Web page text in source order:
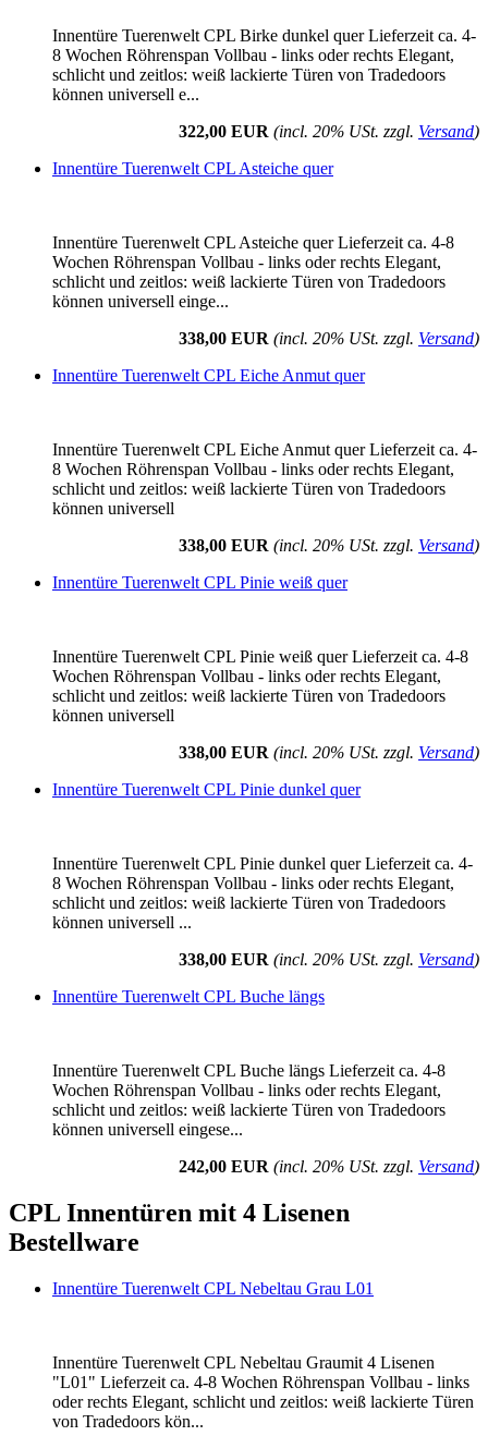
Innentüre Tuerenwelt CPL Birke dunkel quer Lieferzeit ca. 4-
8 Wochen Röhrenspan Vollbau - links oder rechts Elegant,
schlicht und zeitlos: weiß lackierte Türen von Tradedoors
können universell e...
322,00 EUR (incl. 20% USt. zzgl. Versand)
Innentüre Tuerenwelt CPL Asteiche quer
Innentüre Tuerenwelt CPL Asteiche quer Lieferzeit ca. 4-8
Wochen Röhrenspan Vollbau - links oder rechts Elegant,
schlicht und zeitlos: weiß lackierte Türen von Tradedoors
können universell einge...
338,00 EUR (incl. 20% USt. zzgl. Versand)
Innentüre Tuerenwelt CPL Eiche Anmut quer
Innentüre Tuerenwelt CPL Eiche Anmut quer Lieferzeit ca. 4-
8 Wochen Röhrenspan Vollbau - links oder rechts Elegant,
schlicht und zeitlos: weiß lackierte Türen von Tradedoors
können universell
338,00 EUR (incl. 20% USt. zzgl. Versand)
Innentüre Tuerenwelt CPL Pinie weiß quer
Innentüre Tuerenwelt CPL Pinie weiß quer Lieferzeit ca. 4-8
Wochen Röhrenspan Vollbau - links oder rechts Elegant,
schlicht und zeitlos: weiß lackierte Türen von Tradedoors
können universell
338,00 EUR (incl. 20% USt. zzgl. Versand)
Innentüre Tuerenwelt CPL Pinie dunkel quer
Innentüre Tuerenwelt CPL Pinie dunkel quer Lieferzeit ca. 4-
8 Wochen Röhrenspan Vollbau - links oder rechts Elegant,
schlicht und zeitlos: weiß lackierte Türen von Tradedoors
können universell ...
338,00 EUR (incl. 20% USt. zzgl. Versand)
Innentüre Tuerenwelt CPL Buche längs
Innentüre Tuerenwelt CPL Buche längs Lieferzeit ca. 4-8
Wochen Röhrenspan Vollbau - links oder rechts Elegant,
schlicht und zeitlos: weiß lackierte Türen von Tradedoors
können universell eingese...
242,00 EUR (incl. 20% USt. zzgl. Versand)
CPL Innentüren mit 4 Lisenen
Bestellware
Innentüre Tuerenwelt CPL Nebeltau Grau L01
Innentüre Tuerenwelt CPL Nebeltau Graumit 4 Lisenen
"L01" Lieferzeit ca. 4-8 Wochen Röhrenspan Vollbau - links
oder rechts Elegant, schlicht und zeitlos: weiß lackierte Türen
von Tradedoors kön...